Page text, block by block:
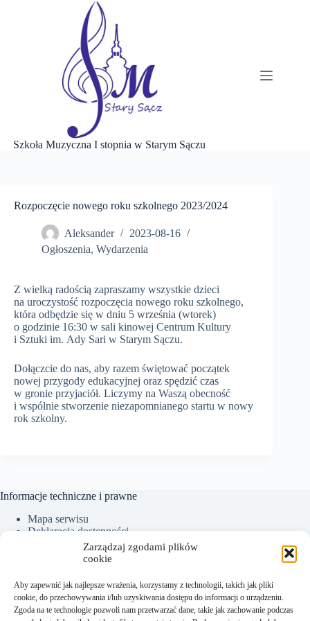
Zarządzaj zgodami plików
cookie
Aby zapewnić jak najlepsze wrażenia, korzystamy z technologii, takich jak pliki
cookie, do przechowywania i/lub uzyskiwania dostępu do informacji o urządzeniu.
Zgoda na te technologie pozwoli nam przetwarzać dane, takie jak zachowanie podczas
Szkoła Muzyczna I stopnia w Starym Sączu
Rozpoczęcie nowego roku szkolnego 2023/2024
Aleksander
2023-08-16
Ogłoszenia, Wydarzenia
Z wielką radością zapraszamy wszystkie dzieci
na uroczystość rozpoczęcia nowego roku szkolnego,
która odbędzie się w dniu 5 września (wtorek)
o godzinie 16:30 w sali kinowej Centrum Kultury
i Sztuki im. Ady Sari w Starym Sączu.
Dołączcie do nas, aby razem świętować początek
nowej przygody edukacyjnej oraz spędzić czas
w gronie przyjaciół. Liczymy na Waszą obecność
i wspólnie stworzenie niezapomnianego startu w nowy
rok szkolny.
Informacje techniczne i prawne
Mapa serwisu
Deklaracja dostępności
Ochrona Danych Osobowych
Polityka plików cookies (EU)
Kontakt: